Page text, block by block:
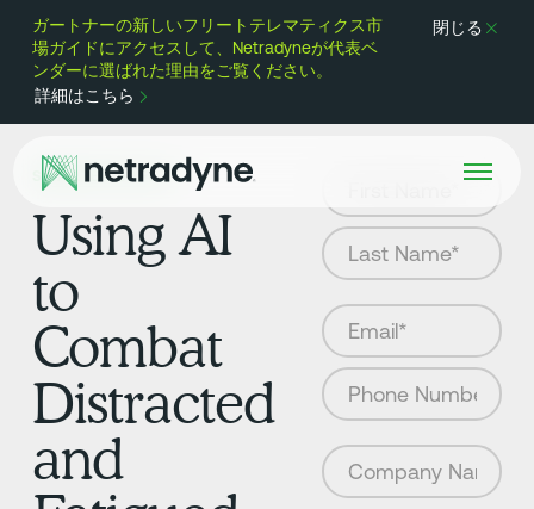
ガートナーの新しいフリートテレマティクス市
場ガイドにアクセスして、Netradyneが代表ベ
ンダーに選ばれた理由をご覧ください。
詳細はこちら
閉じる
SMARTER SAFETY
Using AI
to
Combat
Distracted
and